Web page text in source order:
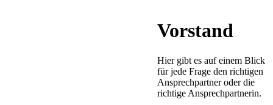
Vorstand
Hier gibt es auf einem Blick
für jede Frage den richtigen
Ansprechpartner oder die
richtige Ansprechpartnerin.